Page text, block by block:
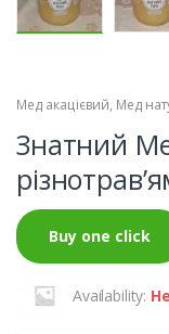
Мед акацієвий, Мед
Знатний
Buy one click
Availability: